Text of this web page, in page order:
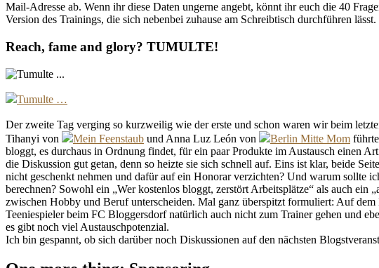
Mail-Adresse ab. Wenn ihr diese Daten ungerne angebt, könnt ihr euch die 40
Version des Trainings, die sich nebenbei zuhause am Schreibtisch durchführen
Reach, fame and glory? TUMULTE!
Tumulte …
Der zweite Tag verging so kurzweilig wie der erste und schon waren wir beim
Tihanyi von
Mein Feenstaub und Anna Luz León von Berlin Mitte Mom
bloggt, es durchaus in Ordnung findet, für ein paar Produkte im Austausch einen
die Diskussion gut getan, denn so heizte sie sich schnell auf. Eins ist klar, beide
nicht geschenkt nehmen und dafür auf ein Honorar verzichten? Und warum sollte
berechnen? Sowohl ein „Wer kostenlos bloggt, zerstört Arbeitsplätze“ als auch
zwischen Hobby und Beruf unterscheiden. Mal ganz überspitzt formuliert: Auf
Teeniespieler beim FC Bloggersdorf natürlich auch nicht zum Trainer gehen und
es gibt noch viel Austauschpotenzial.
Ich bin gespannt, ob sich darüber noch Diskussionen auf den nächsten